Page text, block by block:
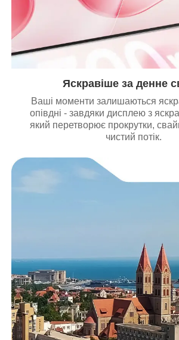
Яскравіше за денне
Ваші моменти залишаються
опівдні - завдяки дисплею з
який перетворює прокрутки,
чистий потік.